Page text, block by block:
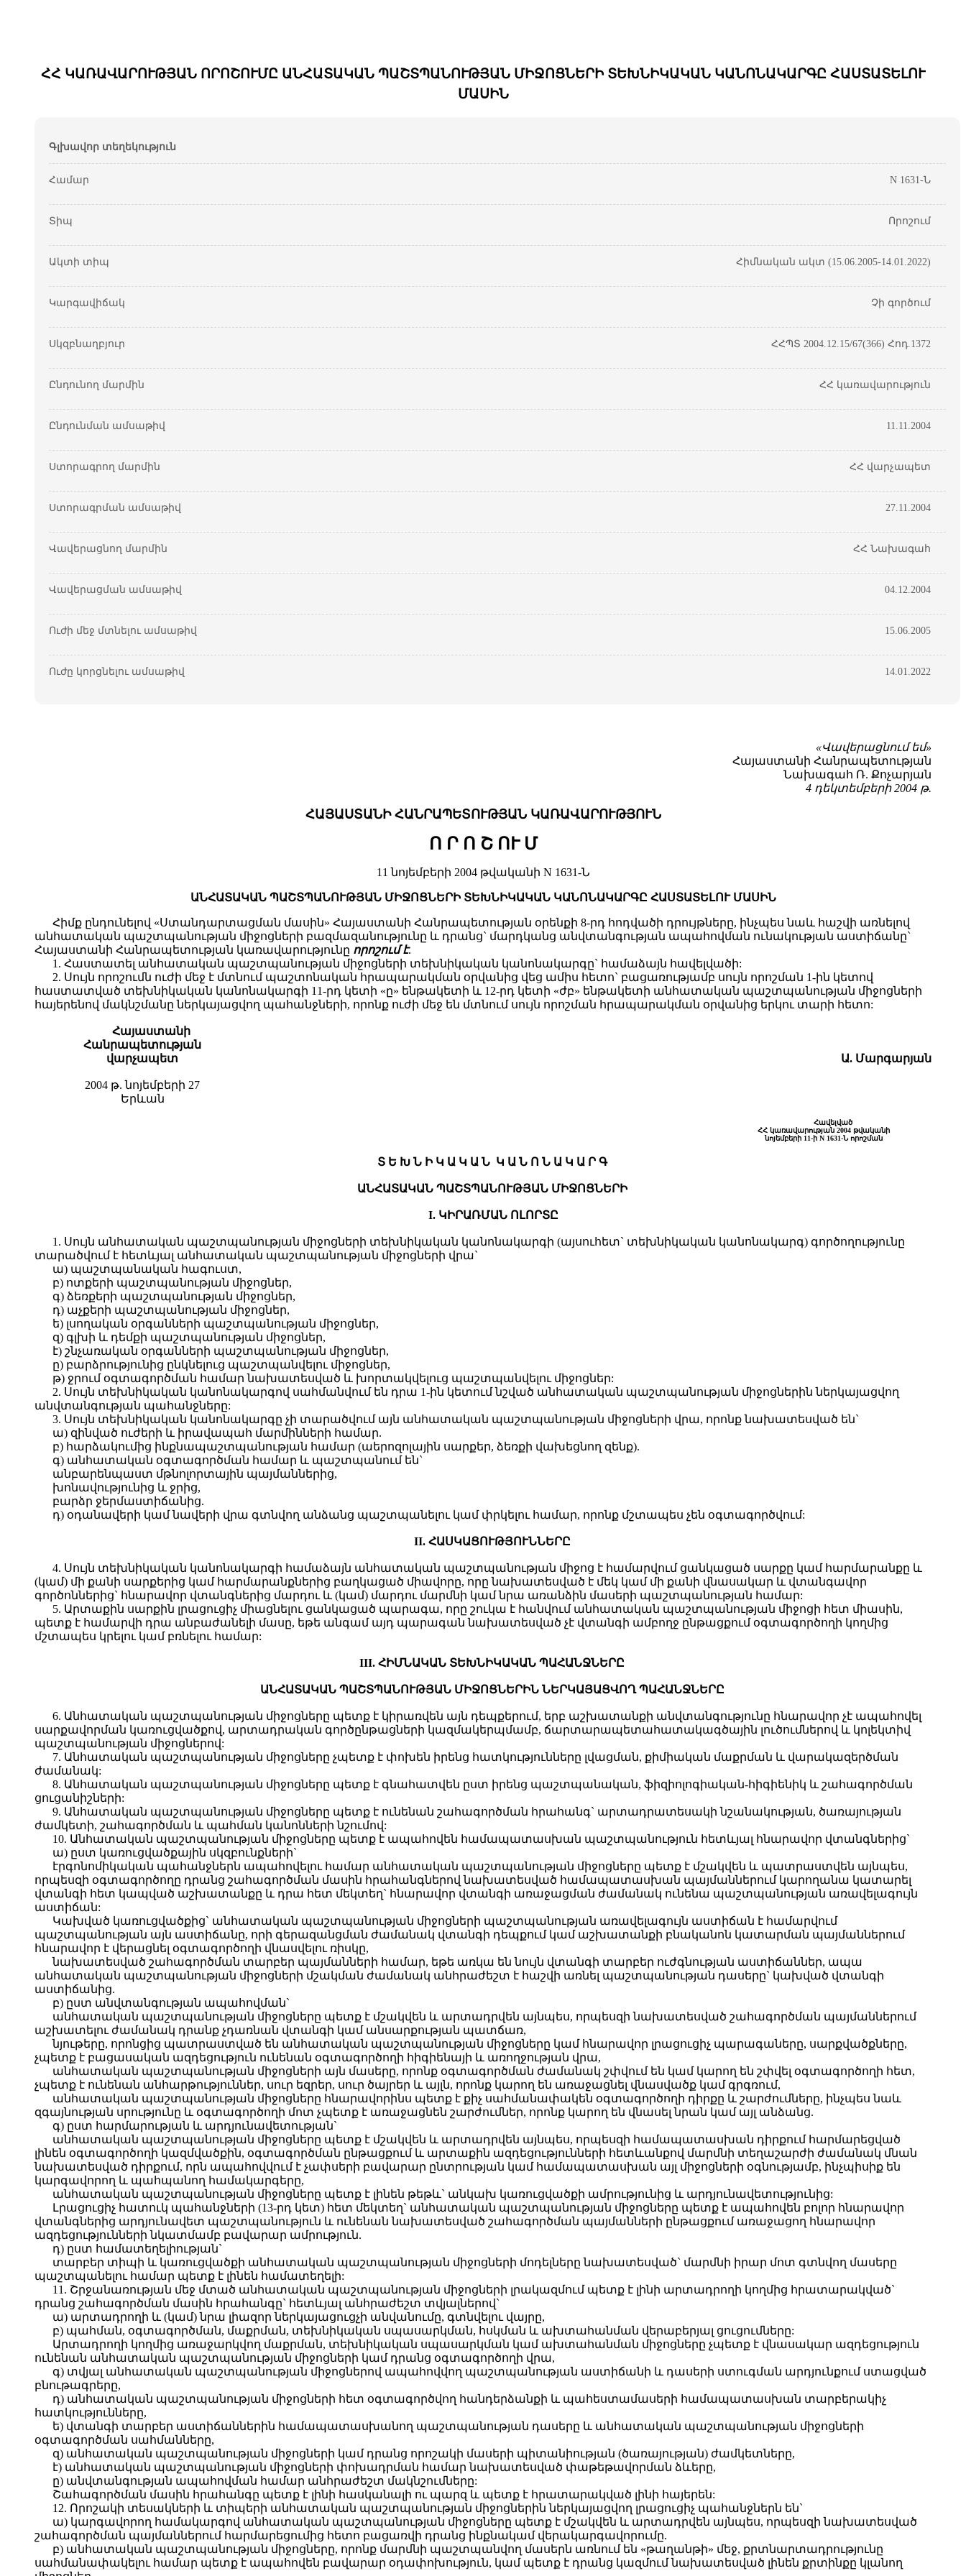
ՀՀ ԿԱՌԱՎԱՐՈՒԹՅԱՆ ՈՐՈՇՈՒՄԸ ԱՆՀԱՏԱԿԱՆ ՊԱՇՏՊԱՆՈՒԹՅԱՆ ՄԻՋՈՑՆԵՐԻ ՏԵԽՆԻԿԱԿԱՆ ԿԱՆՈՆԱԿԱՐԳԸ ՀԱՍՏԱՏԵԼՈՒ
ՄԱՍԻՆ
Գլխավոր տեղեկություն
Համար N 1631-Ն
Տիպ Որոշում
Ակտի տիպ Հիմնական ակտ (15.06.2005-14.01.2022)
Կարգավիճակ Չի գործում
Սկզբնաղբյուր ՀՀՊՏ 2004.12.15/67(366) Հոդ.1372
Ընդունող մարմին ՀՀ կառավարություն
Ընդունման ամսաթիվ 11.11.2004
Ստորագրող մարմին ՀՀ վարչապետ
Ստորագրման ամսաթիվ 27.11.2004
Վավերացնող մարմին ՀՀ Նախագահ
Վավերացման ամսաթիվ 04.12.2004
Ուժի մեջ մտնելու ամսաթիվ 15.06.2005
Ուժը կորցնելու ամսաթիվ 14.01.2022
«Վավերացնում եմ»
Հայաստանի Հանրապետության
Նախագահ Ռ. Քոչարյան
4 դեկտեմբերի 2004 թ.
ՀԱՅԱՍՏԱՆԻ ՀԱՆՐԱՊԵՏՈՒԹՅԱՆ ԿԱՌԱՎԱՐՈՒԹՅՈՒՆ
Ո Ր Ո Շ ՈՒ Մ
11 նոյեմբերի 2004 թվականի N 1631-Ն
ԱՆՀԱՏԱԿԱՆ ՊԱՇՏՊԱՆՈՒԹՅԱՆ ՄԻՋՈՑՆԵՐԻ ՏԵԽՆԻԿԱԿԱՆ ԿԱՆՈՆԱԿԱՐԳԸ ՀԱՍՏԱՏԵԼՈՒ ՄԱՍԻՆ
Հիմք ընդունելով «Ստանդարտացման մասին» Հայաստանի Հանրապետության օրենքի 8-րդ հոդվածի դրույթները, ինչպես նաև հաշվի առնելով
անհատական պաշտպանության միջոցների բազմազանությունը և դրանց` մարդկանց անվտանգության ապահովման ունակության աստիճանը`
Հայաստանի Հանրապետության կառավարությունը որոշում է.
1. Հաստատել անհատական պաշտպանության միջոցների տեխնիկական կանոնակարգը` համաձայն հավելվածի:
2. Սույն որոշումն ուժի մեջ է մտնում պաշտոնական հրապարակման օրվանից վեց ամիս հետո` բացառությամբ սույն որոշման 1-ին կետով
հաստատված տեխնիկական կանոնակարգի 11-րդ կետի «ը» ենթակետի և 12-րդ կետի «ժբ» ենթակետի անհատական պաշտպանության միջոցների
հայերենով մակնշմանը ներկայացվող պահանջների, որոնք ուժի մեջ են մտնում սույն որոշման հրապարակման օրվանից երկու տարի հետո:
Հայաստանի
Հանրապետության
վարչապետ
Ա. Մարգարյան
2004 թ. նոյեմբերի 27
Երևան
Հավելված
ՀՀ կառավարության 2004 թվականի
նոյեմբերի 11-ի N 1631-Ն որոշման
Տ Ե Խ Ն Ի Կ Ա Կ Ա Ն Կ Ա Ն Ո Ն Ա Կ Ա Ր Գ
ԱՆՀԱՏԱԿԱՆ ՊԱՇՏՊԱՆՈՒԹՅԱՆ ՄԻՋՈՑՆԵՐԻ
I. ԿԻՐԱՌՄԱՆ ՈԼՈՐՏԸ
1. Սույն անհատական պաշտպանության միջոցների տեխնիկական կանոնակարգի (այսուհետ` տեխնիկական կանոնակարգ) գործողությունը
տարածվում է հետևյալ անհատական պաշտպանության միջոցների վրա`
ա) պաշտպանական հագուստ,
բ) ոտքերի պաշտպանության միջոցներ,
գ) ձեռքերի պաշտպանության միջոցներ,
դ) աչքերի պաշտպանության միջոցներ,
ե) լսողական օրգանների պաշտպանության միջոցներ,
զ) գլխի և դեմքի պաշտպանության միջոցներ,
է) շնչառական օրգանների պաշտպանության միջոցներ,
ը) բարձրությունից ընկնելուց պաշտպանվելու միջոցներ,
թ) ջրում օգտագործման համար նախատեսված և խորտակվելուց պաշտպանվելու միջոցներ:
2. Սույն տեխնիկական կանոնակարգով սահմանվում են դրա 1-ին կետում նշված անհատական պաշտպանության միջոցներին ներկայացվող
անվտանգության պահանջները:
3. Սույն տեխնիկական կանոնակարգը չի տարածվում այն անհատական պաշտպանության միջոցների վրա, որոնք նախատեսված են`
ա) զինված ուժերի և իրավապահ մարմինների համար.
բ) հարձակումից ինքնապաշտպանության համար (աերոզոլային սարքեր, ձեռքի վախեցնող զենք).
գ) անհատական օգտագործման համար և պաշտպանում են`
անբարենպաստ մթնոլորտային պայմաններից,
խոնավությունից և ջրից,
բարձր ջերմաստիճանից.
դ) օդանավերի կամ նավերի վրա գտնվող անձանց պաշտպանելու կամ փրկելու համար, որոնք մշտապես չեն օգտագործվում:
II. ՀԱՍԿԱՑՈՒԹՅՈՒՆՆԵՐԸ
4. Սույն տեխնիկական կանոնակարգի համաձայն անհատական պաշտպանության միջոց է համարվում ցանկացած սարքը կամ հարմարանքը և
(կամ) մի քանի սարքերից կամ հարմարանքներից բաղկացած միավորը, որը նախատեսված է մեկ կամ մի քանի վնասակար և վտանգավոր
գործոններից` հնարավոր վտանգներից մարդու և (կամ) մարդու մարմնի կամ նրա առանձին մասերի պաշտպանության համար:
5. Արտաքին սարքին լրացուցիչ միացնելու ցանկացած պարագա, որը շուկա է հանվում անհատական պաշտպանության միջոցի հետ միասին,
պետք է համարվի դրա անբաժանելի մասը, եթե անգամ այդ պարագան նախատեսված չէ վտանգի ամբողջ ընթացքում օգտագործողի կողմից
մշտապես կրելու կամ բռնելու համար:
III. ՀԻՄՆԱԿԱՆ ՏԵԽՆԻԿԱԿԱՆ ՊԱՀԱՆՋՆԵՐԸ
ԱՆՀԱՏԱԿԱՆ ՊԱՇՏՊԱՆՈՒԹՅԱՆ ՄԻՋՈՑՆԵՐԻՆ ՆԵՐԿԱՅԱՑՎՈՂ ՊԱՀԱՆՋՆԵՐԸ
6. Անհատական պաշտպանության միջոցները պետք է կիրառվեն այն դեպքերում, երբ աշխատանքի անվտանգությունը հնարավոր չէ ապահովել
սարքավորման կառուցվածքով, արտադրական գործընթացների կազմակերպմամբ, ճարտարապետահատակագծային լուծումներով և կոլեկտիվ
պաշտպանության միջոցներով:
7. Անհատական պաշտպանության միջոցները չպետք է փոխեն իրենց հատկությունները լվացման, քիմիական մաքրման և վարակազերծման
ժամանակ:
8. Անհատական պաշտպանության միջոցները պետք է գնահատվեն ըստ իրենց պաշտպանական, ֆիզիոլոգիական-հիգիենիկ և շահագործման
ցուցանիշների:
9. Անհատական պաշտպանության միջոցները պետք է ունենան շահագործման հրահանգ` արտադրատեսակի նշանակության, ծառայության
ժամկետի, շահագործման և պահման կանոնների նշումով:
10. Անհատական պաշտպանության միջոցները պետք է ապահովեն համապատասխան պաշտպանություն հետևյալ հնարավոր վտանգներից`
ա) ըստ կառուցվածքային սկզբունքների`
էրգոնոմիկական պահանջներն ապահովելու համար անհատական պաշտպանության միջոցները պետք է մշակվեն և պատրաստվեն այնպես,
որպեսզի օգտագործողը դրանց շահագործման մասին հրահանգներով նախատեսված համապատասխան պայմաններում կարողանա կատարել
վտանգի հետ կապված աշխատանքը և դրա հետ մեկտեղ` հնարավոր վտանգի առաջացման ժամանակ ունենա պաշտպանության առավելագույն
աստիճան:
Կախված կառուցվածքից` անհատական պաշտպանության միջոցների պաշտպանության առավելագույն աստիճան է համարվում
պաշտպանության այն աստիճանը, որի գերազանցման ժամանակ վտանգի դեպքում կամ աշխատանքի բնականոն կատարման պայմաններում
հնարավոր է վերացնել օգտագործողի վնասվելու ռիսկը,
նախատեսված շահագործման տարբեր պայմանների համար, եթե առկա են նույն վտանգի տարբեր ուժգնության աստիճաններ, ապա
անհատական պաշտպանության միջոցների մշակման ժամանակ անհրաժեշտ է հաշվի առնել պաշտպանության դասերը` կախված վտանգի
աստիճանից.
բ) ըստ անվտանգության ապահովման`
անհատական պաշտպանության միջոցները պետք է մշակվեն և արտադրվեն այնպես, որպեսզի նախատեսված շահագործման պայմաններում
աշխատելու ժամանակ դրանք չդառնան վտանգի կամ անսարքության պատճառ,
նյութերը, որոնցից պատրաստված են անհատական պաշտպանության միջոցները կամ հնարավոր լրացուցիչ պարագաները, սարքվածքները,
չպետք է բացասական ազդեցություն ունենան օգտագործողի հիգիենայի և առողջության վրա,
անհատական պաշտպանության միջոցների այն մասերը, որոնք օգտագործման ժամանակ շփվում են կամ կարող են շփվել օգտագործողի հետ,
չպետք է ունենան անհարթություններ, սուր եզրեր, սուր ծայրեր և այլն, որոնք կարող են առաջացնել վնասվածք կամ գրգռում,
անհատական պաշտպանության միջոցները հնարավորինս պետք է քիչ սահմանափակեն օգտագործողի դիրքը և շարժումները, ինչպես նաև
զգայնության սրությունը և օգտագործողի մոտ չպետք է առաջացնեն շարժումներ, որոնք կարող են վնասել նրան կամ այլ անձանց.
գ) ըստ հարմարության և արդյունավետության`
անհատական պաշտպանության միջոցները պետք է մշակվեն և արտադրվեն այնպես, որպեսզի համապատասխան դիրքում հարմարեցված
լինեն օգտագործողի կազմվածքին, օգտագործման ընթացքում և արտաքին ազդեցությունների հետևանքով մարմնի տեղաշարժի ժամանակ մնան
նախատեսված դիրքում, որն ապահովվում է չափսերի բավարար ընտրության կամ համապատասխան այլ միջոցների օգնությամբ, ինչպիսիք են
կարգավորող և պահպանող համակարգերը,
անհատական պաշտպանության միջոցները պետք է լինեն թեթև` անկախ կառուցվածքի ամրությունից և արդյունավետությունից:
Լրացուցիչ հատուկ պահանջների (13-րդ կետ) հետ մեկտեղ` անհատական պաշտպանության միջոցները պետք է ապահովեն բոլոր հնարավոր
վտանգներից արդյունավետ պաշտպանություն և ունենան նախատեսված շահագործման պայմանների ընթացքում առաջացող հնարավոր
ազդեցությունների նկատմամբ բավարար ամրություն.
դ) ըստ համատեղելիության`
տարբեր տիպի և կառուցվածքի անհատական պաշտպանության միջոցների մոդելները նախատեսված` մարմնի իրար մոտ գտնվող մասերը
պաշտպանելու համար պետք է լինեն համատեղելի:
11. Շրջանառության մեջ մտած անհատական պաշտպանության միջոցների լրակազմում պետք է լինի արտադրողի կողմից հրատարակված`
դրանց շահագործման մասին հրահանգը` հետևյալ անհրաժեշտ տվյալներով`
ա) արտադրողի և (կամ) նրա լիազոր ներկայացուցչի անվանումը, գտնվելու վայրը,
բ) պահման, օգտագործման, մաքրման, տեխնիկական սպասարկման, հսկման և ախտահանման վերաբերյալ ցուցումները:
Արտադրողի կողմից առաջարկվող մաքրման, տեխնիկական սպասարկման կամ ախտահանման միջոցները չպետք է վնասակար ազդեցություն
ունենան անհատական պաշտպանության միջոցների կամ դրանց օգտագործողի վրա,
գ) տվյալ անհատական պաշտպանության միջոցներով ապահովվող պաշտպանության աստիճանի և դասերի ստուգման արդյունքում ստացված
բնութագրերը,
դ) անհատական պաշտպանության միջոցների հետ օգտագործվող հանդերձանքի և պահեստամասերի համապատասխան տարբերակիչ
հատկությունները,
ե) վտանգի տարբեր աստիճաններին համապատասխանող պաշտպանության դասերը և անհատական պաշտպանության միջոցների
օգտագործման սահմանները,
զ) անհատական պաշտպանության միջոցների կամ դրանց որոշակի մասերի պիտանիության (ծառայության) ժամկետները,
է) անհատական պաշտպանության միջոցների փոխադրման համար նախատեսված փաթեթավորման ձևերը,
ը) անվտանգության ապահովման համար անհրաժեշտ մակնշումները:
Շահագործման մասին հրահանգը պետք է լինի հասկանալի ու պարզ և պետք է հրատարակված լինի հայերեն:
12. Որոշակի տեսակների և տիպերի անհատական պաշտպանության միջոցներին ներկայացվող լրացուցիչ պահանջներն են`
ա) կարգավորող համակարգով անհատական պաշտպանության միջոցները պետք է մշակվեն և արտադրվեն այնպես, որպեսզի նախատեսված
շահագործման պայմաններում հարմարեցումից հետո բացառվի դրանց ինքնակամ վերակարգավորումը.
բ) անհատական պաշտպանության միջոցները, որոնք մարմնի պաշտպանվող մասերն առնում են «թաղանթի» մեջ, քրտնարտադրությունը
սահմանափակելու համար պետք է ապահովեն բավարար օդափոխություն, կամ պետք է դրանց կազմում նախատեսված լինեն քրտինքը կլանող